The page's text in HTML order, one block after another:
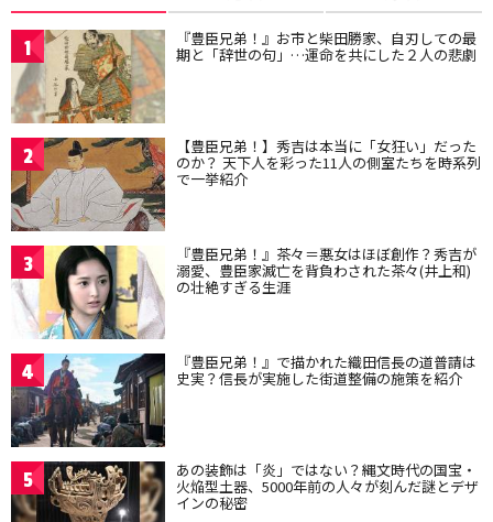
1 『豊臣兄弟！』お市と柴田勝家、自刃しての最
期と「辞世の句」…運命を共にした２人の悲劇
2 【豊臣兄弟！】秀吉は本当に「女狂い」だった
のか？ 天下人を彩った11人の側室たちを時系列
で一挙紹介
3 『豊臣兄弟！』茶々＝悪女はほぼ創作？秀吉が
溺愛、豊臣家滅亡を背負わされた茶々(井上和)
の壮絶すぎる生涯
4 『豊臣兄弟！』で描かれた織田信長の道普請は
史実？信長が実施した街道整備の施策を紹介
5 あの装飾は「炎」ではない？縄文時代の国宝・
火焔型土器、5000年前の人々が刻んだ謎とデザ
インの秘密